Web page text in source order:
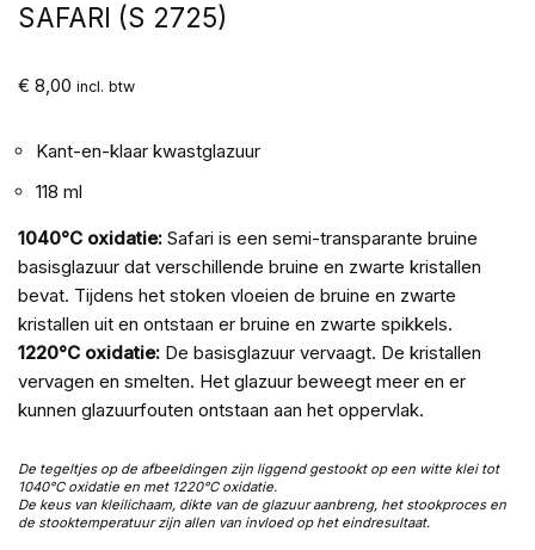
SAFARI (S 2725)
€ 8,00 incl. btw
Kant-en-klaar kwastglazuur
118 ml
1040°C oxidatie: Safari is een semi-transparante bruine
basisglazuur dat verschillende bruine en zwarte kristallen
bevat. Tijdens het stoken vloeien de bruine en zwarte
kristallen uit en ontstaan er bruine en zwarte spikkels.
1220°C oxidatie: De basisglazuur vervaagt. De kristallen
vervagen en smelten. Het glazuur beweegt meer en er
kunnen glazuurfouten ontstaan aan het oppervlak.
De tegeltjes op de afbeeldingen zijn liggend gestookt op een witte klei tot
1040°C oxidatie en met 1220°C oxidatie.
De keus van kleilichaam, dikte van de glazuur aanbreng, het stookproces en
de stooktemperatuur zijn allen van invloed op het eindresultaat.